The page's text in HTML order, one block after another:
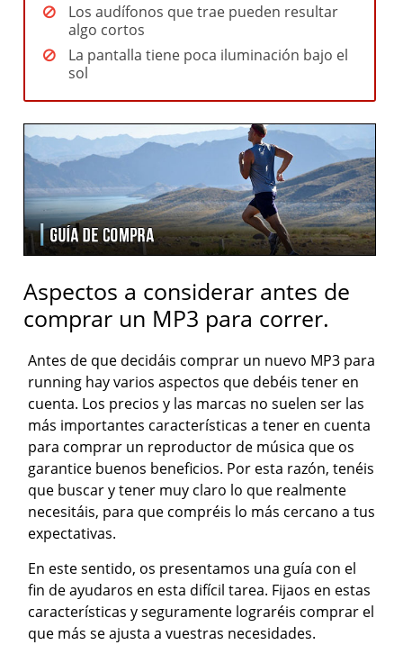
Los audífonos que trae pueden resultar
algo cortos
La pantalla tiene poca iluminación bajo el
sol
Aspectos a considerar antes de
comprar un MP3 para correr.
Antes de que decidáis comprar un nuevo MP3 para
running hay varios aspectos que debéis tener en
cuenta. Los precios y las marcas no suelen ser las
más importantes características a tener en cuenta
para comprar un reproductor de música que os
garantice buenos beneficios. Por esta razón, tenéis
que buscar y tener muy claro lo que realmente
necesitáis, para que compréis lo más cercano a tus
expectativas.
En este sentido, os presentamos una guía con el
fin de ayudaros en esta difícil tarea. Fijaos en estas
características y seguramente lograréis comprar el
que más se ajusta a vuestras necesidades.